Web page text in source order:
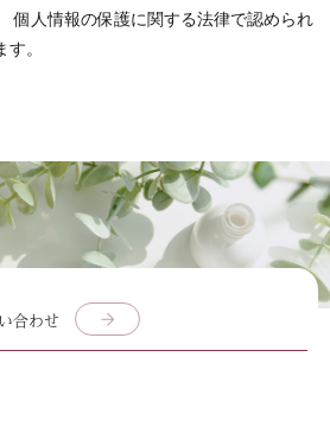
個人情報の保護に関する法律で認められ
。
合わせ